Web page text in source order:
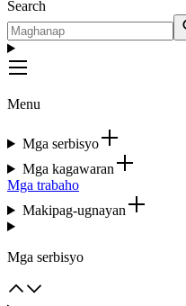
Search
Menu
Mga serbisyo
Mga kagawaran
Mga trabaho
Makipag-ugnayan
Mga serbisyo